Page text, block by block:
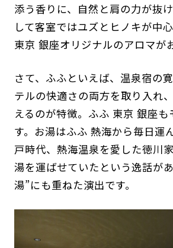
添う香りに、自然と肩の力が抜
して客室ではユズとヒノキが中
東京 銀座オリジナルのアロマが
さて、ふふといえば、温泉宿の
テルの快適さの両方を取り入れ
えるのが特徴。ふふ 東京 銀座も
す。お湯はふふ 熱海から毎日運
戸時代、熱海温泉を愛した徳川
湯を運ばせていたという逸話が
湯”にも重ねた演出です。